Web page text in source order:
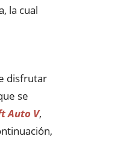
la cual
disfrutar
se
Auto V,